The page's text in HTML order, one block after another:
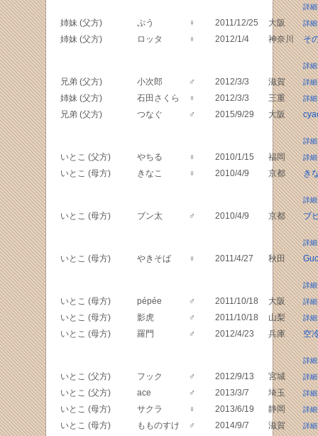
詳細
姉妹 (父方) ぷう ♀ 2011/12/25 大阪 詳細
姉妹 (父方) ロッタ ♀ 2012/1/4 神奈川 そ
詳細
兄弟 (父方) 小次郎 ♂ 2012/3/3 滋賀 詳細
姉妹 (父方) 石田さくら ♀ 2012/3/3 三重 詳細
兄弟 (父方) つなぐ ♂ 2015/9/29 大阪
詳細
いとこ (父方) やちる ♀ 2010/1/15 福岡 詳細
いとこ (母方) きなこ ♀ 2010/4/9 京都 き
詳細
いとこ (母方) ブン太 ♂ 2010/4/9 京都 ブ
詳細
いとこ (母方) やきそば ♀ 2011/4/27 秋田
詳細
いとこ (母方) pépée ♂ 2011/10/18 大阪 詳細
いとこ (母方) 影虎 ♂ 2011/10/18 山梨 詳細
いとこ (母方) 羅門 ♂ 2012/4/23 兵庫 空
詳細
いとこ (父方) フック ♂ 2012/9/13 宮城 詳細
いとこ (父方) ace ♂ 2013/3/7 埼玉 詳細
いとこ (母方) サクラ ♀ 2013/6/19 静岡 詳細
いとこ (母方) もものすけ ♂ 2014/9/7 滋賀 詳細